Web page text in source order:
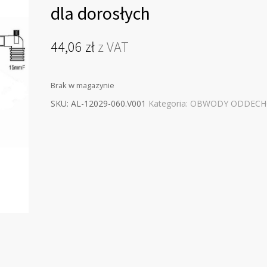
dla dorosłych
44,06 złz VAT
Brak w magazynie
SKU: AL-12029-060.V001 Kategoria: OBWODY